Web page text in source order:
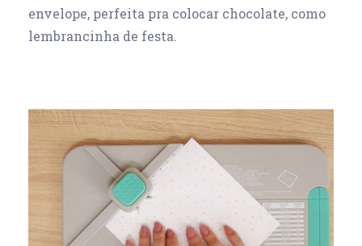
envelope, perfeita pra colocar chocolate, como
lembrancinha de festa.